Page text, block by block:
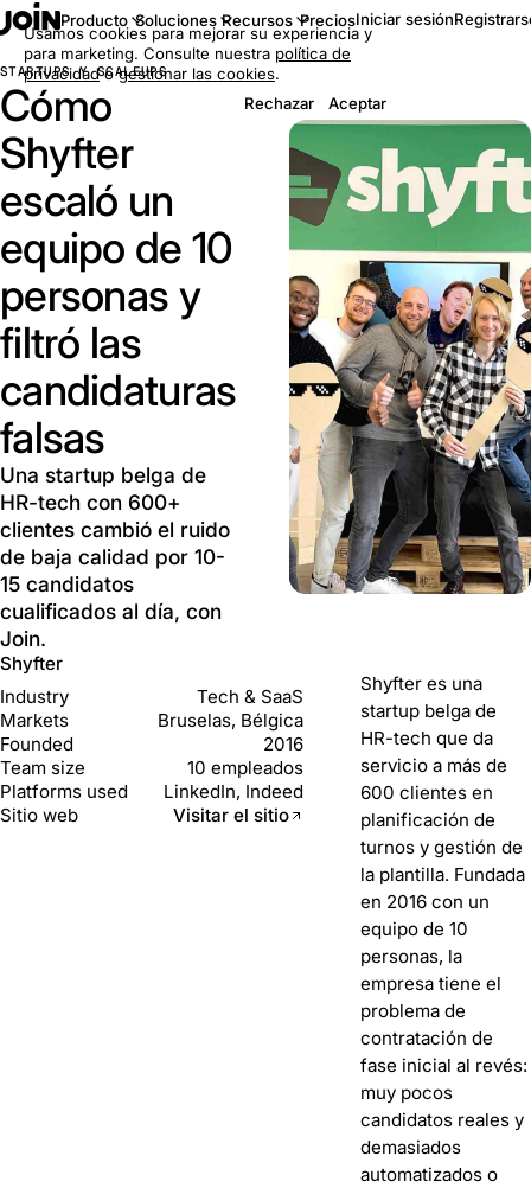
Producto Soluciones Recursos PreciosIniciar sesión
STARTUPS Y SCALEUPS
Cómo
Shyfter
escaló un
equipo de 10
personas y
filtró las
candidaturas
falsas
Una startup belga de
HR-tech con 600+
clientes cambió el ruido
de baja calidad por 10-
15 candidatos
cualificados al día, con
Join.
Shyfter
Industry
Tech & SaaS
Markets
Bruselas, Bélgica
Founded
2016
Team size
10 empleados
Platforms used
LinkedIn, Indeed
Sitio web
Visitar el sitio
Shyfter es una
startup belga de
HR-tech que da
servicio a más de
600 clientes en
planificación de
turnos y gestión de
la plantilla. Fundada
en 2016 con un
equipo de 10
personas, la
empresa tiene el
problema de
contratación de
fase inicial al revés:
muy pocos
candidatos reales y
demasiados
automatizados o
Usamos cookies para mejorar su experiencia y
para marketing. Consulte nuestra política de
privacidadogestionar las cookies.
Rechazar
Aceptar